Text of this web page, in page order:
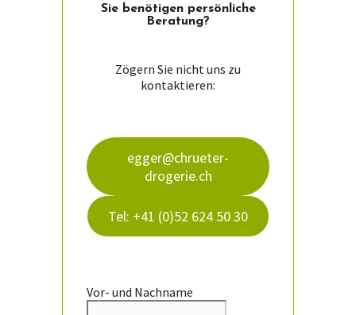
Sie ­benötigen persön­liche
Beratung?
Zögern Sie nicht uns zu
kontaktieren:
egger@chrueter-
drogerie.ch
Tel: +41 (0)52 624 50 30
Vor- und Nachname